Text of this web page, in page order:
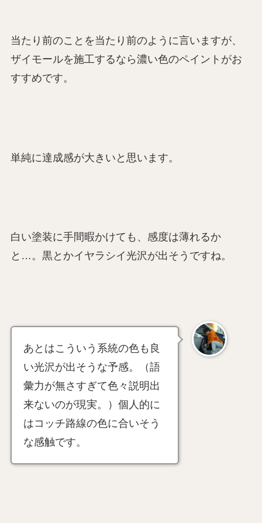
当たり前のことを当たり前のように言いますが、
ザイモールを施工するなら濃い色のペイントがお
すすめです。
単純に達成感が大きいと思います。
白い塗装に手間暇かけても、感度は薄れるか
と…。黒とかイヤラシイ光沢が出そうですね。
あとはこういう系統の色も良
い光沢が出そうな予感。（語
彙力が無さすぎて色々説明出
来ないのが現実。）個人的に
はコッチ路線の色に合いそう
な感触です。